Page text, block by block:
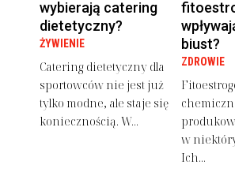
wybierają catering
dietetyczny?
ŻYWIENIE
Catering dietetyczny dla
sportowców nie jest już
tylko modne, ale staje się
koniecznością. W...
biust?
ZDROWIE
w
Ich...